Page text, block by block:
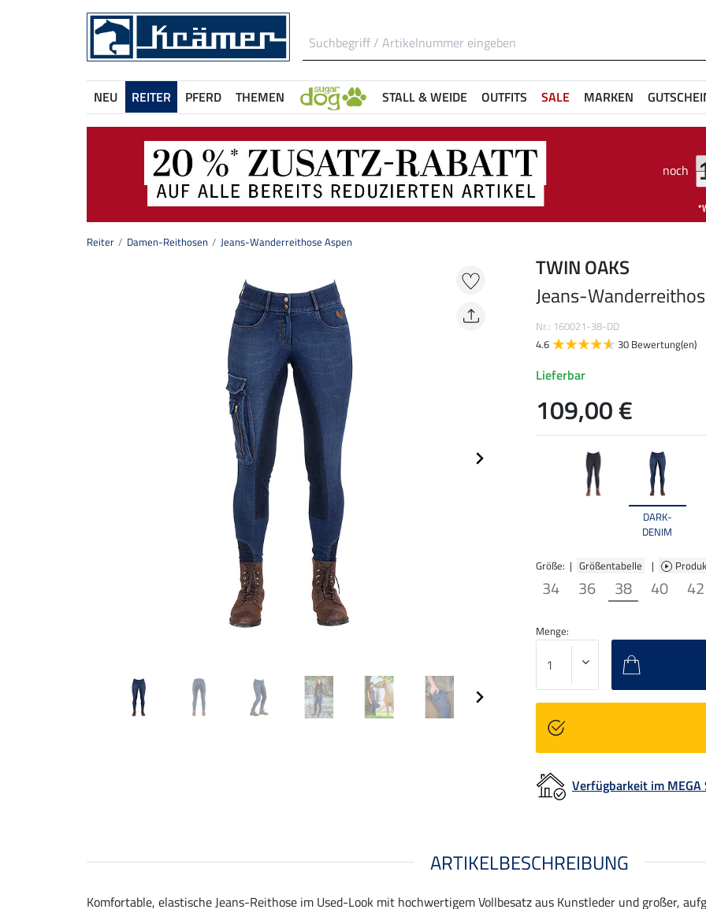
NEU REITER PFERD THEMEN STALL & WEIDE OUTFITS SALE MARKEN
noch
Reiter Damen-Reithosen Jeans-Wanderreithose Aspen
DARK-
DENIM
Größe: | Größentabelle |
34 36 38 40 42
TWIN OAKS
Jeans-
Nr.: 160021-38-DD
4.6
30 Bewertung(en)
Lieferbar
109,00 €
Menge:
Verfügbarkeit im MEGA
ARTIKELBESCHREIBUNG
Komfortable, elastische Jeans-Reithose im Used-Look mit hochwertigem Vollbesatz aus Kunstleder und großer,